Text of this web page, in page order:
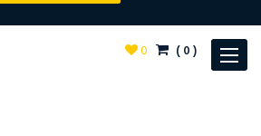
Toggle
0 (0)